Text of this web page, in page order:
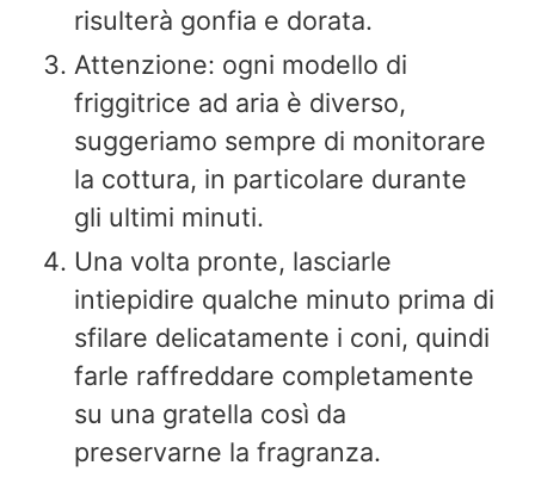
risulterà gonfia e dorata.
Attenzione: ogni modello di
friggitrice ad aria è diverso,
suggeriamo sempre di monitorare
la cottura, in particolare durante
gli ultimi minuti.
Una volta pronte, lasciarle
intiepidire qualche minuto prima di
sfilare delicatamente i coni, quindi
farle raffreddare completamente
su una gratella così da
preservarne la fragranza.